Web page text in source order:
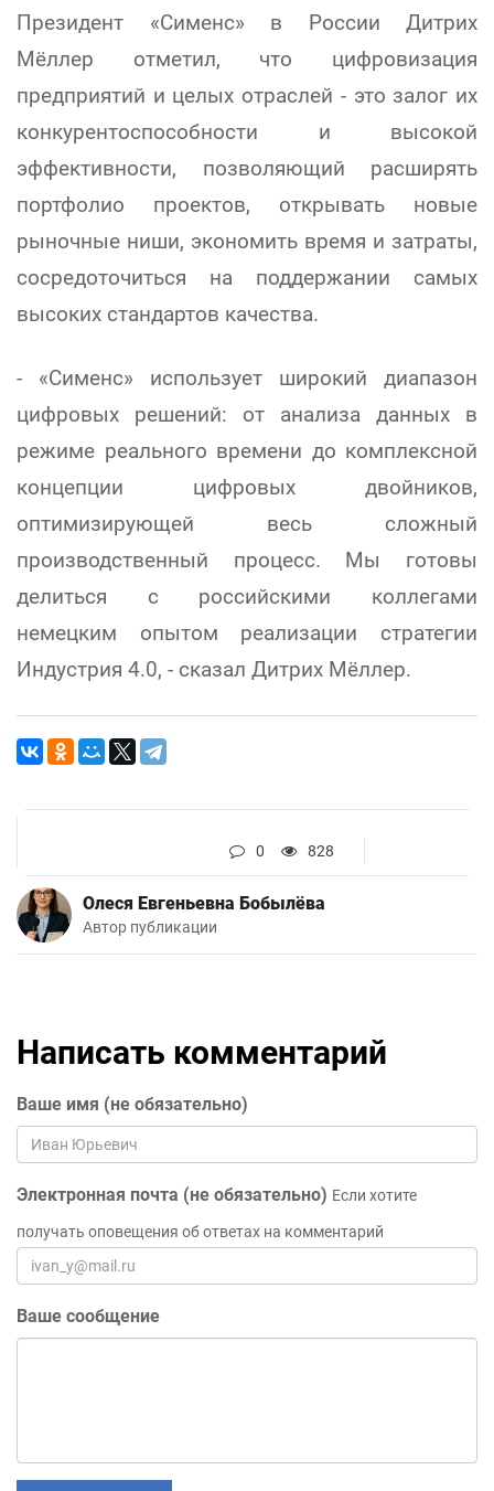
Президент «Сименс» в России Дитрих
Мёллер отметил, что цифровизация
предприятий и целых отраслей - это залог их
конкурентоспособности и высокой
эффективности, позволяющий расширять
портфолио проектов, открывать новые
рыночные ниши, экономить время и затраты,
сосредоточиться на поддержании самых
высоких стандартов качества.
- «Сименс» использует широкий диапазон
цифровых решений: от анализа данных в
режиме реального времени до комплексной
концепции цифровых двойников,
оптимизирующей весь сложный
производственный процесс. Мы готовы
делиться с российскими коллегами
немецким опытом реализации стратегии
Индустрия 4.0, - сказал Дитрих Мёллер.
0 828
Олеся Евгеньевна Бобылёва
Автор публикации
Написать комментарий
Ваше имя (не обязательно)
Электронная почта (не обязательно) Если хотите
получать оповещения об ответах на комментарий
Ваше сообщение